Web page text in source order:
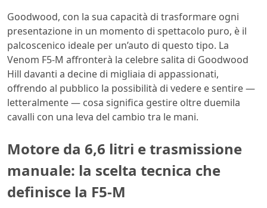
Goodwood, con la sua capacità di trasformare ogni
presentazione in un momento di spettacolo puro, è il
palcoscenico ideale per un’auto di questo tipo. La
Venom F5-M affronterà la celebre salita di Goodwood
Hill davanti a decine di migliaia di appassionati,
offrendo al pubblico la possibilità di vedere e sentire —
letteralmente — cosa significa gestire oltre duemila
cavalli con una leva del cambio tra le mani.
Motore da 6,6 litri e trasmissione
manuale: la scelta tecnica che
definisce la F5-M